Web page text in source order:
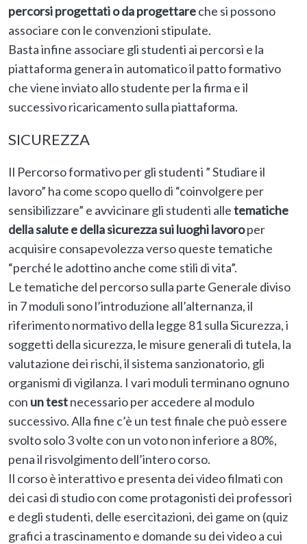
percorsi progettati o da progettareche si possono
associare con le convenzioni stipulate.
Basta infine associare gli studenti ai percorsi e la
piattaforma genera in automatico il patto formativo
che viene inviato allo studente per la firma e il
successivo ricaricamento sulla piattaforma.
SICUREZZA
Il Percorso formativo per gli studenti ” Studiare il
lavoro” ha come scopo quello di “coinvolgere per
sensibilizzare” e avvicinare gli studenti alletematiche
della salute e della sicurezza sui luoghi lavoroper
acquisire consapevolezza verso queste tematiche
“perché le adottino anche come stili di vita”.
Le tematiche del percorso sulla parte Generale diviso
in 7 moduli sono l’introduzione all’alternanza, il
riferimento normativo della legge 81 sulla Sicurezza, i
soggetti della sicurezza, le misure generali di tutela, la
valutazione dei rischi, il sistema sanzionatorio, gli
organismi di vigilanza. I vari moduli terminano ognuno
con un testnecessario per accedere al modulo
successivo. Alla fine c’è un test finale che può essere
svolto solo 3 volte con un voto non inferiore a 80%,
pena il risvolgimento dell’intero corso.
Il corso è interattivo e presenta dei video filmati con
dei casi di studio con come protagonisti dei professori
e degli studenti, delle esercitazioni, dei game on (quiz
grafici a trascinamento e domande su dei video a cui